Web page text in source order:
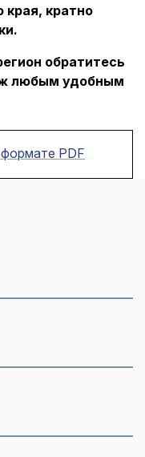
края, кратно
обратитесь
любым удобным
формате PDF